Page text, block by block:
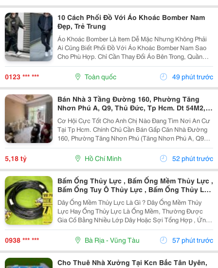
10 Cách Phối Đồ Với Áo Khoác Bomber Nam
Đẹp, Trẻ Trung
Áo Khoác Bomber Là Item Dễ Mặc Nhưng Không Phải
Ai Cũng Biết Phối Đồ Với Áo Khoác Bomber Nam Sao
Cho Phù Hợp. Chỉ Cần Thay Đổi Áo Bên Trong, Quần
Hoặc Giày, Bạn Đã Có Thể Tạo Nên Nhiều Outfit Khác
Nhau Để Đi Làm, Dạo Phố Hay Gặp Gỡ Bạn Bè. Trong...
0123 *** *** Toàn quốc 49 phút trước
Bán Nhà 3 Tầng Đường 160, Phường Tăng
Nhơn Phú A, Q9, Thủ Đức, Tp Hcm. Dt 54M2,
Sổ Hồng Riêng. Giá 5,18 Tỷ
Cơ Hội Cực Tốt Cho Anh Chị Nào Đang Tìm Nơi An Cư
Tại Tp Hcm. Chính Chủ Cần Bán Gấp Căn Nhà Đường
160, Phường Tăng Nhơn Phú (Tăng Nhơn Phú A, Q9
Cũ). Vị Trí Nhà Nằm Trong Khu Dân Cư Ổn Định, Giao
Thông Thuận Tiện Chỉ Vài Bước Là Ra Lã Xuân Oai,
5,18 tỷ Hồ Chí Minh 52 phút trước
Bấm Ống Thủy Lực , Bấm Ống Mềm Thủy Lực ,
Bấm Ống Tuy Ô Thủy Lực , Bấm Ống Thủy Lực
Bọc Lưới , Bấm Ống Thủy Lực Koman , Bấm
Ống Thủy Lực Italy , Bấm Ống Thủy Lực 1Sn ,
Bấm Ống Thủy Lực 2Sn , Bấm Ống Thủy Lực
4Sn
Dây Ống Mềm Thủy Lực Là Gì ? Dây Ống Mềm Thủy
Lực Hay Ống Thủy Lực Là Ống Mềm, Thường Được
Gia Cố Bằng Nhiều Lớp Dây Hoặc Sợi Tổng Hợp , Ứng
Dụng Để Vận Chuyển Chất Lỏng Thủy Lực Trong Hệ
Thống Thủy Lực. Những Ống Này Rất Cần Thiết Để
Truyền Lực...
0938 *** *** Bà Rịa - Vũng Tàu 57 phút trước
Cho Thuê Nhà Xưởng Tại Kcn Bắc Tân Uyên,